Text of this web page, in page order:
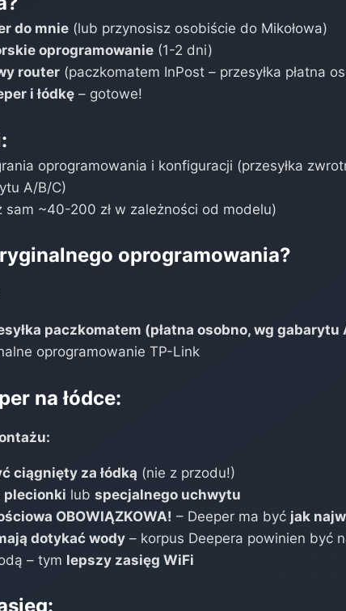
do mnie (lub przynosisz osobiście do Mikołowa)
oprogramowanie (1-2 dni)
router (paczkomatem InPost – przesyłka płatna
i łódkę – gotowe!
oprogramowania i konfiguracji (przesyłka
A/B/C)
sam ~40-200 zł w zależności od modelu)
oprogramowania?
paczkomatem (płatna osobno, wg gabarytu
oprogramowanie TP-Link
na łódce:
ciągnięty za łódką (nie z przodu!)
plecionki lubspecjalnego uchwytu
OBOWIĄZKOWA! – Deeper ma być jak
dotykać wody – korpus Deepera powinien być
– tym lepszy zasięg WiFi